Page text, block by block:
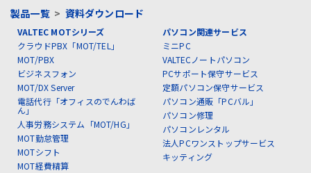
製品一覧> 資料ダウンロード
VALTEC MOTシリーズ
クラウドPBX「MOT/TEL」
MOT/PBX
ビジネスフォン
MOT/DX Server
電話代行「オフィスのでんわば
ん」
人事労務システム「MOT/HG」
MOT勤怠管理
MOTシフト
MOT経費精算
パソコン関連サービス
ミニPC
VALTECノートパソコン
PCサポート保守サービス
定額パソコン保守サービス
パソコン通販「PCバル」
パソコン修理
パソコンレンタル
法人PCワンストップサービス
キッティング